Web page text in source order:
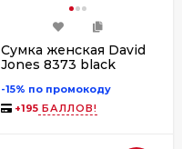
Сумка женская David
Jones 8373 black
-15% по промокоду
+195 БАЛЛОВ!